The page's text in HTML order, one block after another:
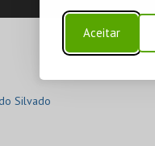
Aceitar
Silvado